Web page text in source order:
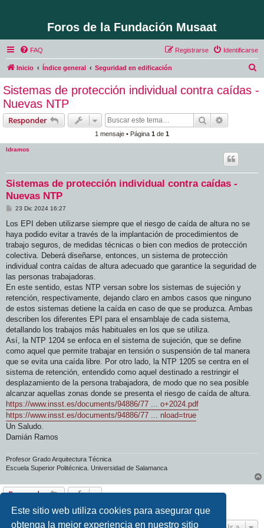
Este sitio web utiliza cookies para asegurar que
obtenga la mejor experiencia en nuestro sitio
Foros de la Fundación Musaat
FAQ Identificarse
Registrarse
Inicio Índice general Seguridad en edificación
Sistemas de protección individual contra caídas -
Nuevas NTP
Responder Buscar
1 mensaje • Página 1 de 1
ldramos
Sistemas de protección individual contra caídas -
Nuevas NTP
M
n
a
j
23 Dic 2024 16:27
Los EPI deben utilizarse siempre que el riesgo de caída de altura no se
haya podido evitar a través de la implantación de procedimientos de
trabajo seguros, de medidas técnicas o bien con medios de protección
colectiva. Deberá diseñarse, entonces, un sistema de protección
individual contra caídas de altura adecuado que garantice la seguridad de
las personas trabajadoras.
En este sentido, estas NTP versan sobre los sistemas de sujeción y
retención, respectivamente, dejando claro en ambos casos que ninguno
de estos sistemas detiene la caída en caso de que se produzca. Ambas
describen los diferentes EPI para el ensamblaje de cada sistema,
detallando los trabajos más habituales en los que se utiliza.
Así, la NTP 1204 se enfoca en el sistema de sujeción, que se define
como aquel que permite trabajar en tensión o suspensión de tal manera
que se evita una caída libre. Por otro lado, la NTP 1205 se centra en el
sistema de retención, entendido como aquel destinado a restringir el
desplazamiento de la persona trabajadora, de modo que no sea posible
alcanzar aquellas zonas donde se presenta el riesgo de caída de altura.
https://www.insst.es/documents/94886/77 ... o+2024.pdf
https://www.insst.es/documents/94886/77 ... nload=true
Un Saludo.
Damián Ramos
Profesor Grado Arquitectura Técnica
Escuela Superior Politécnica. Universidad de Salamanca
Responder
1 mensaje • Página de 1